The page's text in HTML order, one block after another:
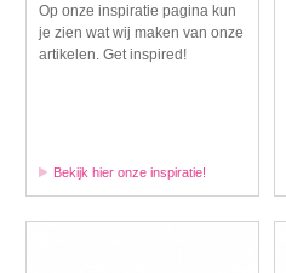
Op onze inspiratie pagina kun
je zien wat wij maken van onze
artikelen. Get inspired!
Bekijk hier onze inspiratie!